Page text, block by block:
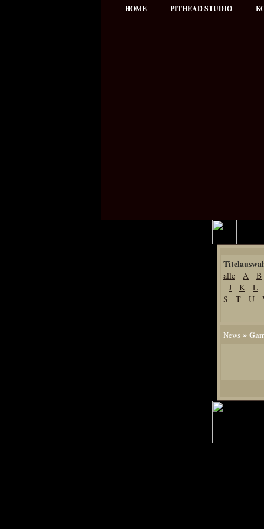
HOME PITHEAD STUDIO
alle A B
J
K L
S
T U
News »